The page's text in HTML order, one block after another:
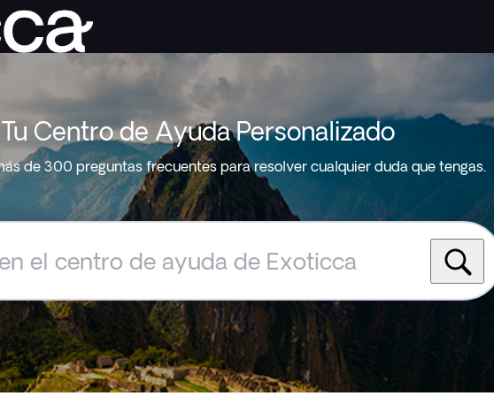
Tu Centro de Ayuda Personalizado
de 300 preguntas frecuentes para resolver cualquier duda que tengas.